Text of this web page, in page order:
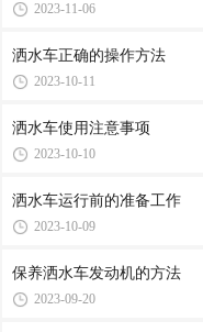
2023-11-06
洒水车正确的操作方法
2023-10-11
洒水车使用注意事项
2023-10-10
洒水车运行前的准备工作
2023-10-09
保养洒水车发动机的方法
2023-09-20